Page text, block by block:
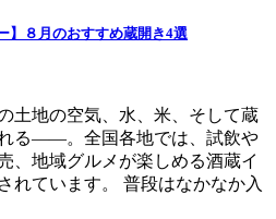
】８月のおすすめ蔵開き4選
土地の空気、水、米、そして蔵
る——。全国各地では、試飲や
、地域グルメが楽しめる酒蔵イ
れています。 普段はなかなか入